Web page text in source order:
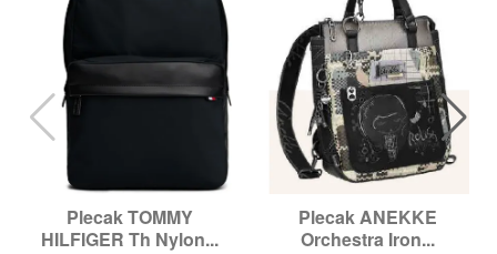
Plecak TOMMY
HILFIGER Th Nylon...
Plecak ANEKKE
Orchestra Iron...